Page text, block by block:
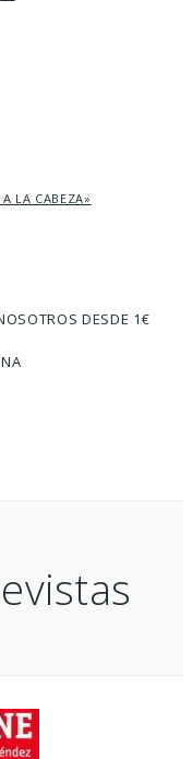
LA CABEZA»
DESDE 1€